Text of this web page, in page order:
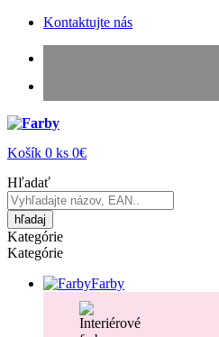
Kontaktujte nás
Košík 0 ks 0€
Hľadať
hľadaj
Kategórie
Kategórie
Farby